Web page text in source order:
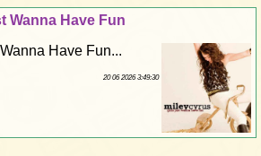
Wanna Have Fun
Have Fun...
20 06 2026 3:49:30